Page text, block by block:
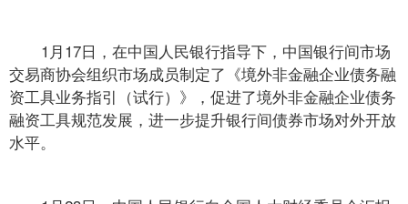
1月17日，在中国人民银行指导下，中国银行间市场
交易商协会组织市场成员制定了《境外非金融企业债务融
资工具业务指引（试行）》，促进了境外非金融企业债务
融资工具规范发展，进一步提升银行间债券市场对外开放
水平。